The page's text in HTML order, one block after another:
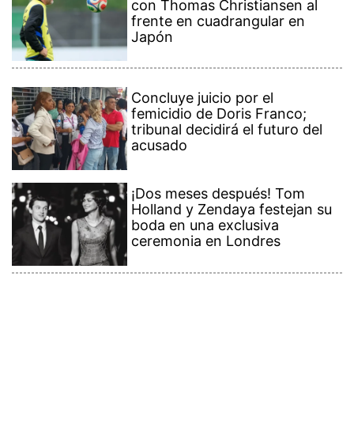
con Thomas Christiansen al
frente en cuadrangular en
Japón
Concluye juicio por el
femicidio de Doris Franco;
tribunal decidirá el futuro del
acusado
¡Dos meses después! Tom
Holland y Zendaya festejan su
boda en una exclusiva
ceremonia en Londres